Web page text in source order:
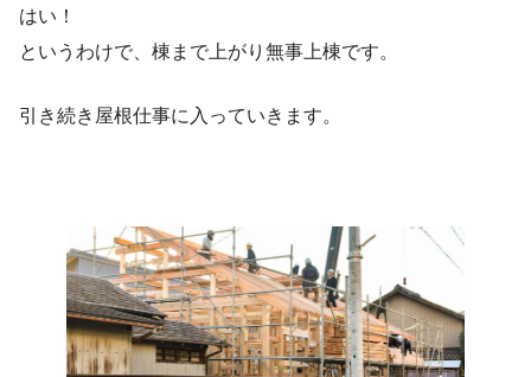
はい！
というわけで、棟まで上がり無事上棟です。
引き続き屋根仕事に入っていきます。